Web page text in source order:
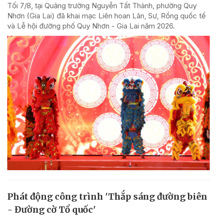
Tối 7/8, tại Quảng trường Nguyễn Tất Thành, phường Quy
Nhơn (Gia Lai) đã khai mạc Liên hoan Lân, Sư, Rồng quốc tế
và Lễ hội đường phố Quy Nhơn - Gia Lai năm 2026.
Phát động công trình 'Thắp sáng đường biên
- Đường cờ Tổ quốc'